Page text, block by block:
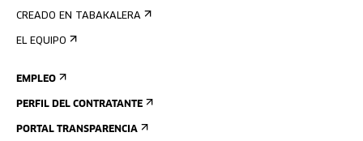
CREADO EN TABAKALERA
EL EQUIPO
EMPLEO
PERFIL DEL CONTRATANTE
PORTAL TRANSPARENCIA